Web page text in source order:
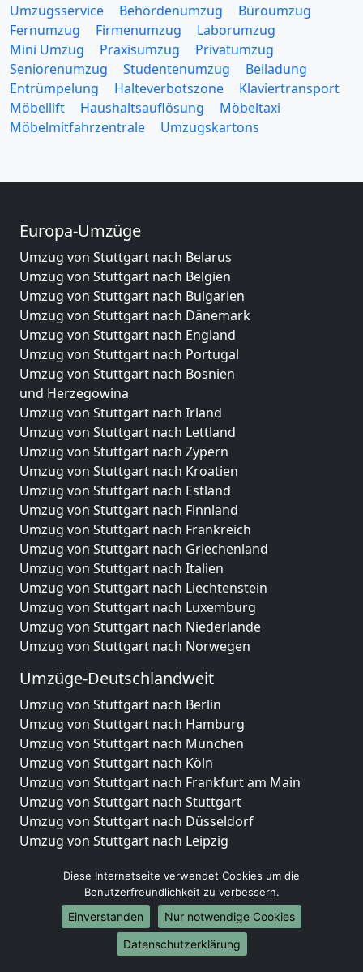
Umzugsservice Behördenumzug
Büroumzug
Fernumzug
Firmenumzug
Laborumzug
Mini Umzug
Praxisumzug
Privatumzug
Seniorenumzug
Studentenumzug
Beiladung
Entrümpelung
Halteverbotszone
Klaviertransport
Möbellift
Haushaltsauflösung
Möbeltaxi
Möbelmitfahrzentrale
Umzugskartons
Europa-Umzüge
Umzug von Stuttgart nach Belarus
Umzug von Stuttgart nach Belgien
Umzug von Stuttgart nach Bulgarien
Umzug von Stuttgart nach Dänemark
Umzug von Stuttgart nach England
Umzug von Stuttgart nach Portugal
Umzug von Stuttgart nach Bosnien
und Herzegowina
Umzug von Stuttgart nach Irland
Umzug von Stuttgart nach Lettland
Umzug von Stuttgart nach Zypern
Umzug von Stuttgart nach Kroatien
Umzug von Stuttgart nach Estland
Umzug von Stuttgart nach Finnland
Umzug von Stuttgart nach Frankreich
Umzug von Stuttgart nach Griechenland
Umzug von Stuttgart nach Italien
Umzug von Stuttgart nach Liechtenstein
Umzug von Stuttgart nach Luxemburg
Umzug von Stuttgart nach Niederlande
Umzug von Stuttgart nach Norwegen
Umzüge-Deutschlandweit
Umzug von Stuttgart nach Berlin
Umzug von Stuttgart nach Hamburg
Umzug von Stuttgart nach München
Umzug von Stuttgart nach Köln
Umzug von Stuttgart nach Frankfurt am Main
Umzug von Stuttgart nach Stuttgart
Umzug von Stuttgart nach Düsseldorf
Umzug von Stuttgart nach Leipzig
Umzug von Stuttgart nach Essen
Umzug von Stuttgart nach Bremen
Umzug von Stuttgart nach Dresden
Umzug von Stuttgart nach Hannover
Umzug von Stuttgart nach Nürnberg
Diese Internetseite verwendet Cookies um die
Benutzerfreundlichkeit zu verbessern.
Einverstanden
Nur notwendige Cookies
Datenschutzerklärung